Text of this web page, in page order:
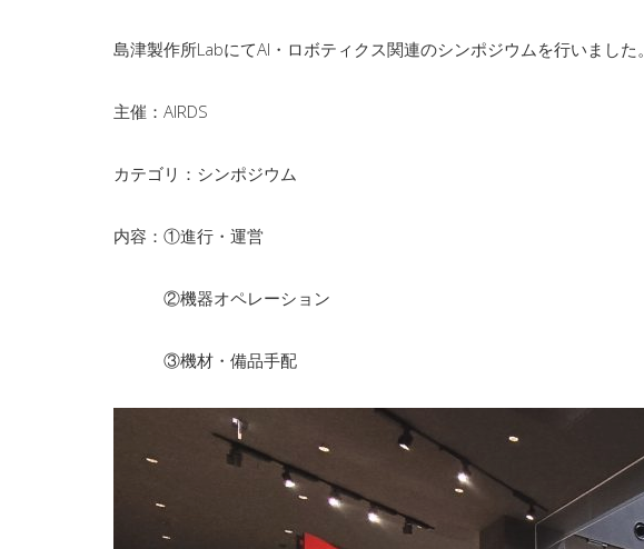
島津製作所LabにてAI・ロボティクス関連のシンポジウムを行いました。
主催：AIRDS
カテゴリ：シンポジウム
内容：①進行・運営
②機器オペレーション
③機材・備品手配